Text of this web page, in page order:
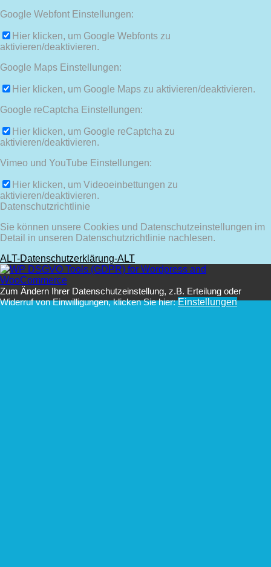
Google Webfont Einstellungen:
Hier klicken, um Google Webfonts zu
aktivieren/deaktivieren.
Google Maps Einstellungen:
Hier klicken, um Google Maps zu aktivieren/deaktivieren.
Google reCaptcha Einstellungen:
Hier klicken, um Google reCaptcha zu
aktivieren/deaktivieren.
Vimeo und YouTube Einstellungen:
Hier klicken, um Videoeinbettungen zu
aktivieren/deaktivieren.
Datenschutzrichtlinie
Sie können unsere Cookies und Datenschutzeinstellungen im
Detail in unseren Datenschutzrichtlinie nachlesen.
ALT-Datenschutzerklärung-ALT
Zum Ändern Ihrer Datenschutzeinstellung, z.B. Erteilung oder
Widerruf von Einwilligungen, klicken Sie hier:Einstellungen